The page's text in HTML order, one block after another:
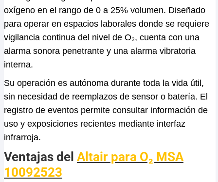
oxígeno en el rango de 0 a 25% volumen. Diseñado
para operar en espacios laborales donde se requiere
vigilancia continua del nivel de O₂, cuenta con una
alarma sonora penetrante y una alarma vibratoria
interna.
Su operación es autónoma durante toda la vida útil,
sin necesidad de reemplazos de sensor o batería. El
registro de eventos permite consultar información de
uso y exposiciones recientes mediante interfaz
infrarroja.
Ventajas del Altair para O₂ MSA
10092523